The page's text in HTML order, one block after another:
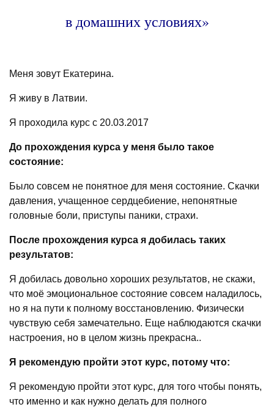
в домашних условиях»
Меня зовут Екатерина.
Я живу в Латвии.
Я проходила курс с 20.03.2017
До прохождения курса у меня было такое
состояние:
Было совсем не понятное для меня состояние. Скачки
давления, учащенное сердцебиение, непонятные
головные боли, приступы паники, страхи.
После прохождения курса я добилась таких
результатов:
Я добилась довольно хороших результатов, не скажи,
что моё эмоциональное состояние совсем наладилось,
но я на пути к полному восстановлению. Физически
чувствую себя замечательно. Еще наблюдаются скачки
настроения, но в целом жизнь прекрасна..
Я рекомендую пройти этот курс, потому что:
Я рекомендую пройти этот курс, для того чтобы понять,
что именно и как нужно делать для полного